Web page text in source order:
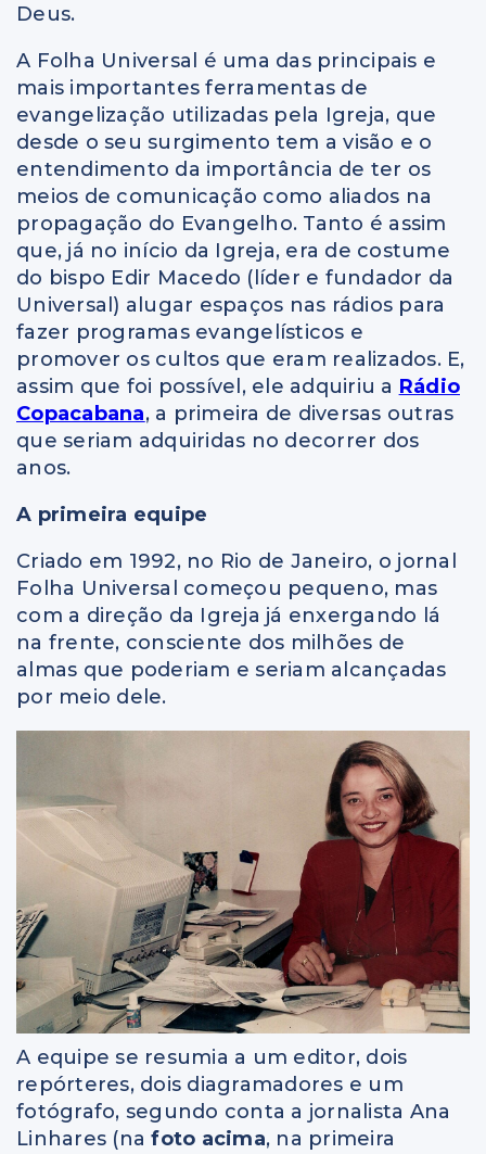
Deus.
A Folha Universal é uma das principais e
mais importantes ferramentas de
evangelização utilizadas pela Igreja, que
desde o seu surgimento tem a visão e o
entendimento da importância de ter os
meios de comunicação como aliados na
propagação do Evangelho. Tanto é assim
que, já no início da Igreja, era de costume
do bispo Edir Macedo (líder e fundador da
Universal) alugar espaços nas rádios para
fazer programas evangelísticos e
promover os cultos que eram realizados. E,
assim que foi possível, ele adquiriu a Rádio
Copacabana, a primeira de diversas outras
que seriam adquiridas no decorrer dos
anos.
A primeira equipe
Criado em 1992, no Rio de Janeiro, o jornal
Folha Universal começou pequeno, mas
com a direção da Igreja já enxergando lá
na frente, consciente dos milhões de
almas que poderiam e seriam alcançadas
por meio dele.
A equipe se resumia a um editor, dois
repórteres, dois diagramadores e um
fotógrafo, segundo conta a jornalista Ana
Linhares (nafoto acima, na primeira